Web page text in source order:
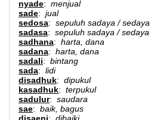
nyade: menjual
sade: jual
sedosa: sepuluh sadaya / sedaya
sadasa: sepuluh sadaya / sedaya
sadhana: harta, dana
sadana: harta, dana
sadali: bintang
sada: lidi
disadhuk: dipukul
kasadhuk: terpukul
sadulur: saudara
sae: baik, bagus